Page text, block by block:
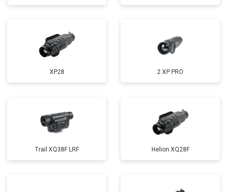
XP28 2 XP PRO
Trail XQ38F LRF Helion XQ28F